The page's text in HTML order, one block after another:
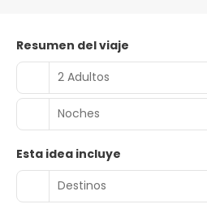
Resumen del viaje
2 Adultos
Noches
Esta idea incluye
Destinos